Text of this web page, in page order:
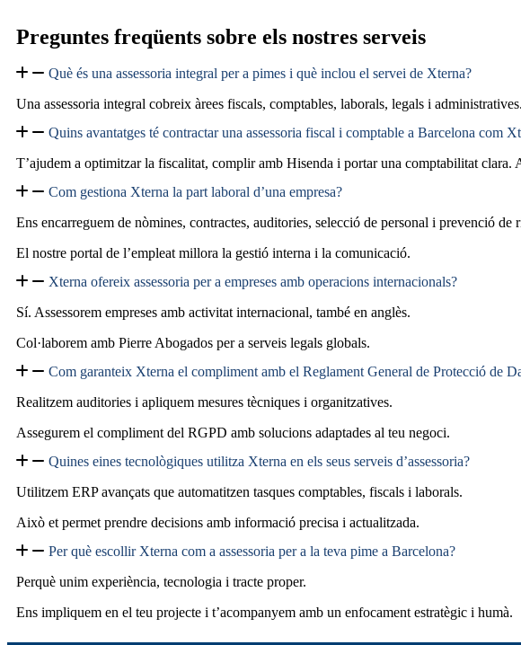
Preguntes freqüents sobre els nostres serveis
Què és una assessoria integral per a pimes i què inclou el servei de Xterna?
Una assessoria integral cobreix àrees fiscals, comptables, laborals, legals i
Quins avantatges té contractar una assessoria fiscal i comptable a Barcelona com
T’ajudem a optimitzar la fiscalitat, complir amb Hisenda i portar una comptabilitat clara.
Com gestiona Xterna la part laboral d’una empresa?
Ens encarreguem de nòmines, contractes, auditories, selecció de personal i prevenció de
El nostre portal de l’empleat millora la gestió interna i la comunicació.
Xterna ofereix assessoria per a empreses amb operacions internacionals?
Sí. Assessorem empreses amb activitat internacional, també en anglès.
Col·laborem amb Pierre Abogados per a serveis legals globals.
Com garanteix Xterna el compliment amb el Reglament General de Protecció de
Realitzem auditories i apliquem mesures tècniques i organitzatives.
Assegurem el compliment del RGPD amb solucions adaptades al teu negoci.
Quines eines tecnològiques utilitza Xterna en els seus serveis d’assessoria?
Utilitzem ERP avançats que automatitzen tasques comptables, fiscals i laborals.
Això et permet prendre decisions amb informació precisa i actualitzada.
Per què escollir Xterna com a assessoria per a la teva pime a Barcelona?
Perquè unim experiència, tecnologia i tracte proper.
Ens impliquem en el teu projecte i t’acompanyem amb un enfocament estratègic i humà.